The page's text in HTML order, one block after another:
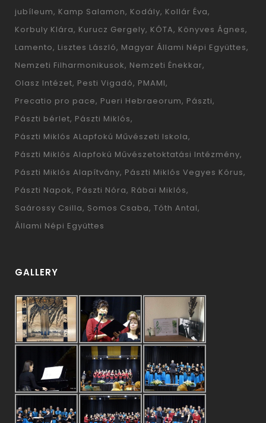
jubíleum Kamp Salamon Kodály Kollár Éva
Korbuly Klára Kurucz Gergely KÓTA Könyves Ágnes
Lamento Lisztes László Magyar Állami Népi Együttes
Nemzeti Filharmonikusok Nemzeti Énekkar
Olasz Intézet Pesti Vigadó PMAMI
Precatio pro pace Pueri Hebraeorum Pászti
Pászti bérlet Pászti Miklós
Pászti Miklós ALapfokú Művészeti Iskola
Pászti Miklós Alapfokú Művészetoktatási Intézmény
Pászti Miklós Alapítvány Pászti Miklós Vegyes Kórus
Pászti Napok Pászti Nóra Rábai Miklós
Saárossy Csilla Somos Csaba Tóth Antal
Állami Népi Együttes
GALLERY